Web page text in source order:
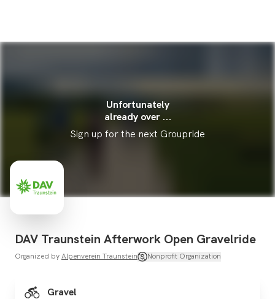
Unfortunately
already over ...
Sign up for the next Groupride
DAV Traunstein Afterwork Open Gravelride
Organized byAlpenverein Traunstein Nonprofit Organization
Gravel